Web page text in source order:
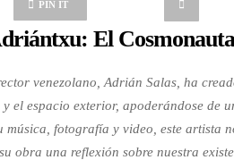
PIN IT
El
venezolano, Adrián Salas, ha
el espacio exterior, apoderándose de
música, fotografía y video, este artista
obra una reflexión sobre nuestra